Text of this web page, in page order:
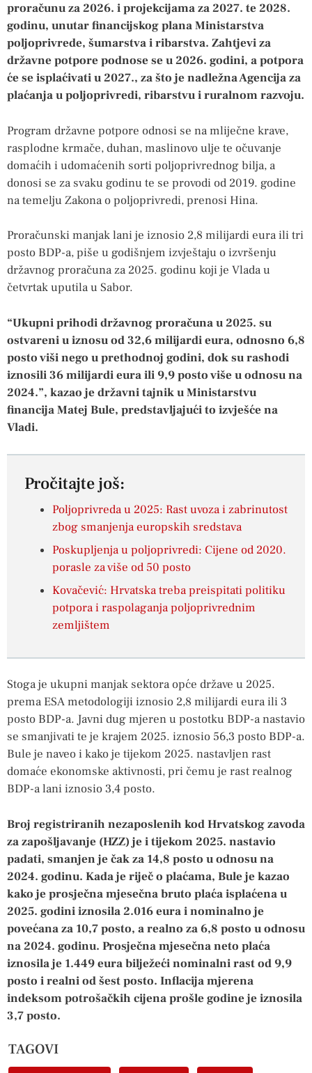
proračunu za 2026. i projekcijama za 2027. te 2028.
godinu, unutar financijskog plana Ministarstva
poljoprivrede, šumarstva i ribarstva. Zahtjevi za
državne potpore podnose se u 2026. godini, a potpora
će se isplaćivati u 2027., za što je nadležna Agencija za
plaćanja u poljoprivredi, ribarstvu i ruralnom razvoju.
Program državne potpore odnosi se na mliječne krave,
rasplodne krmače, duhan, maslinovo ulje te očuvanje
domaćih i udomaćenih sorti poljoprivrednog bilja, a
donosi se za svaku godinu te se provodi od 2019. godine
na temelju Zakona o poljoprivredi, prenosi Hina.
Proračunski manjak lani je iznosio 2,8 milijardi eura ili tri
posto BDP-a, piše u godišnjem izvještaju o izvršenju
državnog proračuna za 2025. godinu koji je Vlada u
četvrtak uputila u Sabor.
“Ukupni prihodi državnog proračuna u 2025. su
ostvareni u iznosu od 32,6 milijardi eura, odnosno 6,8
posto viši nego u prethodnoj godini, dok su rashodi
iznosili 36 milijardi eura ili 9,9 posto više u odnosu na
2024.”, kazao je državni tajnik u Ministarstvu
financija Matej Bule, predstavljajući to izvješće na
Vladi.
Pročitajte još:
Poljoprivreda u 2025: Rast uvoza i zabrinutost
zbog smanjenja europskih sredstava
Poskupljenja u poljoprivredi: Cijene od 2020.
porasle za više od 50 posto
Kovačević: Hrvatska treba preispitati politiku
potpora i raspolaganja poljoprivrednim
zemljištem
Stoga je ukupni manjak sektora opće države u 2025.
prema ESA metodologiji iznosio 2,8 milijardi eura ili 3
posto BDP-a. Javni dug mjeren u postotku BDP-a nastavio
se smanjivati te je krajem 2025. iznosio 56,3 posto BDP-a.
Bule je naveo i kako je tijekom 2025. nastavljen rast
domaće ekonomske aktivnosti, pri čemu je rast realnog
BDP-a lani iznosio 3,4 posto.
Broj registriranih nezaposlenih kod Hrvatskog zavoda
za zapošljavanje (HZZ) je i tijekom 2025. nastavio
padati, smanjen je čak za 14,8 posto u odnosu na
2024. godinu. Kada je riječ o plaćama, Bule je kazao
kako je prosječna mjesečna bruto plaća isplaćena u
2025. godini iznosila 2.016 eura i nominalno je
povećana za 10,7 posto, a realno za 6,8 posto u odnosu
na 2024. godinu. Prosječna mjesečna neto plaća
iznosila je 1.449 eura bilježeći nominalni rast od 9,9
posto i realni od šest posto. Inflacija mjerena
indeksom potrošačkih cijena prošle godine je iznosila
3,7 posto.
TAGOVI